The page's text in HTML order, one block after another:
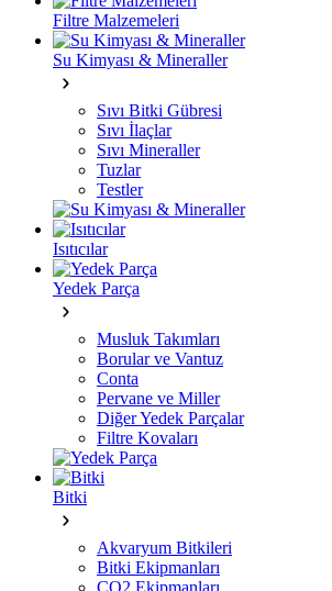
Filtre Malzemeleri
Su Kimyası & Mineraller
Sıvı Bitki Gübresi
Sıvı İlaçlar
Sıvı Mineraller
Tuzlar
Testler
Isıtıcılar
Yedek Parça
Musluk Takımları
Borular ve Vantuz
Conta
Pervane ve Miller
Diğer Yedek Parçalar
Filtre Kovaları
Bitki
Akvaryum Bitkileri
Bitki Ekipmanları
CO2 Ekipmanları